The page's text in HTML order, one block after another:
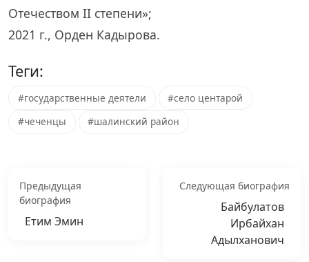
Отечеством II степени»;
2021 г., Орден Кадырова.
Теги:
#государственные деятели
#село центарой
#чеченцы
#шалинский район
Предыдущая
биография
Етим Эмин
Следующая биография
Байбулатов
Ирбайхан
Адылханович